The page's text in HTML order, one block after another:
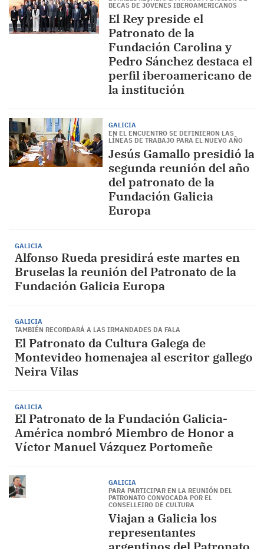
BECAS DE JÓVENES IBEROAMERICANOS​
El Rey preside el
Patronato de la
Fundación Carolina y
Pedro Sánchez destaca el
perfil iberoamericano de
la institución
GALICIA
EN EL ENCUENTRO SE DEFINIERON LAS
LÍNEAS DE TRABAJO PARA EL NUEVO AÑO
Jesús Gamallo presidió la
segunda reunión del año
del patronato de la
Fundación Galicia
Europa
GALICIA
Alfonso Rueda presidirá este martes en
Bruselas la reunión del Patronato de la
Fundación Galicia Europa
GALICIA
TAMBIÉN RECORDARÁ A LAS IRMANDADES DA FALA
El Patronato da Cultura Galega de
Montevideo homenajea al escritor gallego
Neira Vilas
GALICIA
El Patronato de la Fundación Galicia-
América nombró Miembro de Honor a
Víctor Manuel Vázquez Portomeñe
GALICIA
PARA PARTICIPAR EN LA REUNIÓN DEL
PATRONATO CONVOCADA POR EL
CONSELLEIRO DE CULTURA
Viajan a Galicia los
representantes